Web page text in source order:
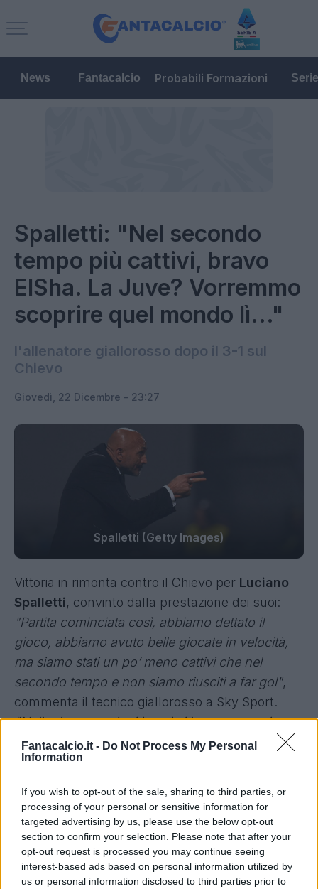
Fantacalcio.it - Do Not Process My Personal
Information
If you wish to opt-out of the sale, sharing to third parties, or
processing of your personal or sensitive information for
targeted advertising by us, please use the below opt-out
section to confirm your selection. Please note that after your
opt-out request is processed you may continue seeing
interest-based ads based on personal information utilized by
us or personal information disclosed to third parties prior to
News Fantacalcio Probabili Formazioni
Spalletti: "Nel secondo
tempo più cattivi, bravo
ElSha. La Juve? Vorremmo
scoprire quel mondo lì..."
l'allenatore giallorosso dopo il 3-1 sul
Chievo
Giovedì, 22 Dicembre - 23:27
Spalletti (Getty Images)
Vittoria in rimonta contro il Chievo per Luciano
Spalletti, convinto dalla prestazione dei suoi:
"Partita cominciata così, abbiamo dettato il
gioco, abbiamo avuto belle giocate in velocità,
ma siamo stati un po’ meno cattivi che nel
secondo tempo e non siamo riusciti a far gol",
commenta il tecnico giallorosso a Sky Sport.
"Nelle due occasioni in cui ci hanno preso in
contropiede si è inserito l’uomo ci hanno fatto un
gol e creato una situazione potenzialmente
carattere e cattiveria, che potevamo avere anche
nel primo tempo, abbiamo fatto valere di più la
qualità del gioco".
"El Shaarawy? Determinante, ha calciato una
grande punizione, ma in alcuni momenti quello